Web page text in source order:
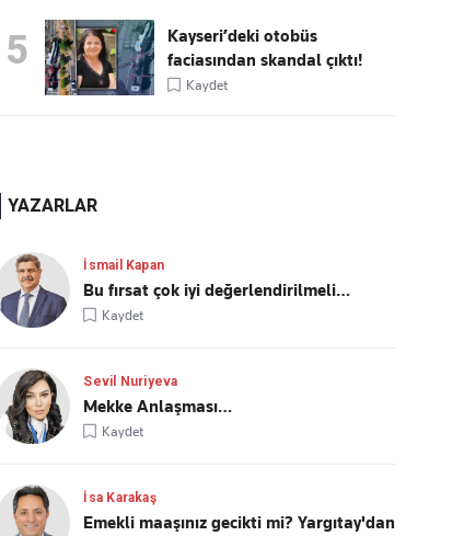
5
Kayseri’deki otobüs
faciasından skandal çıktı!
Kaydet
YAZARLAR
İsmail Kapan
Bu fırsat çok iyi değerlendirilmeli…
Kaydet
Sevil Nuriyeva
Mekke Anlaşması…
Kaydet
İsa Karakaş
Emekli maaşınız gecikti mi? Yargıtay'dan